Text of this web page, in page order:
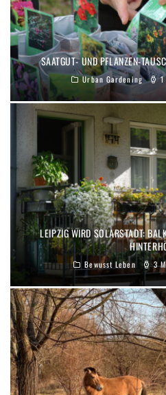
SAATGUT- UND PFLANZEN-
Urban Gardening 1
LEIPZIG WIRD SOLARSTADT:
Bewusst Leben 3